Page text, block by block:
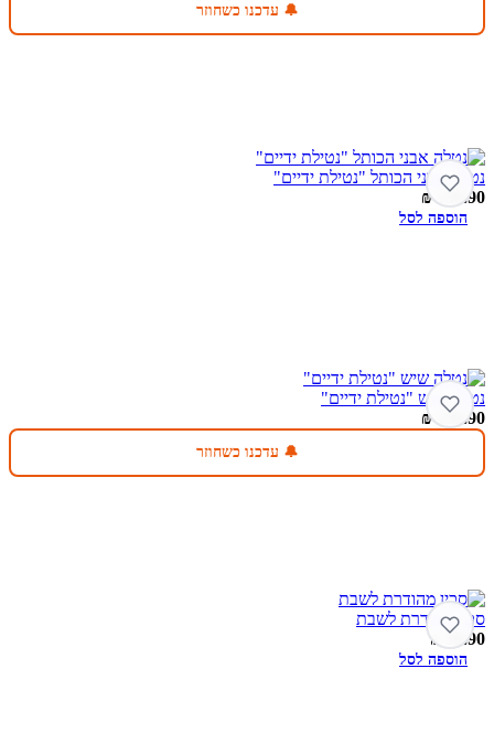
🔔 עדכנו כשחוזר
נטלה אבני הכותל "נטילת ידיים"
139.90
₪
הוספה לסל
נטלה שיש "נטילת ידיים"
139.90
₪
🔔 עדכנו כשחוזר
סכין מהודרת לשבת
59.90
₪
הוספה לסל